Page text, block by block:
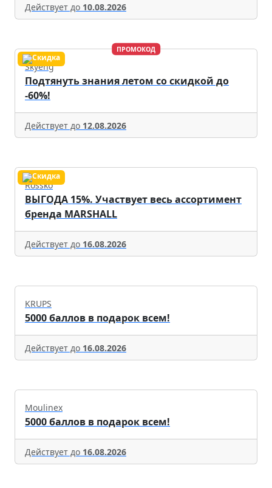
Действует до 10.08.2026
ПРОМОКОД
Skyeng
Подтянуть знания летом со скидкой до
-60%!
Действует до 12.08.2026
Rossko
ВЫГОДА 15%. Участвует весь ассортимент
бренда MARSHALL
Действует до 16.08.2026
KRUPS
5000 баллов в подарок всем!
Действует до 16.08.2026
Moulinex
5000 баллов в подарок всем!
Действует до 16.08.2026